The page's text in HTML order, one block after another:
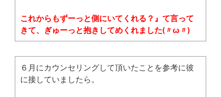
これからもずーっと側にいてくれる？』て言って
きて、ぎゅーっと抱きしてめくれました(〃ω〃)
６月にカウンセリングして頂いたことを参考に彼
に接していましたら。